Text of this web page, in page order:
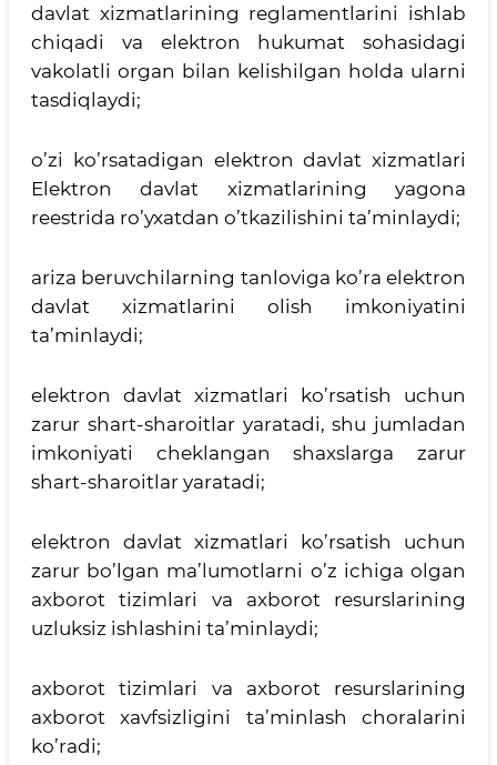
davlat xizmatlarining reglamentlarini ishlab
chiqadi va elektron hukumat sohasidagi
vakolatli organ bilan kelishilgan holda ularni
tasdiqlaydi;
o’zi ko’rsatadigan elektron davlat xizmatlari
Elektron davlat xizmatlarining yagona
reestrida ro’yxatdan o’tkazilishini ta’minlaydi;
ariza beruvchilarning tanloviga ko’ra elektron
davlat xizmatlarini olish imkoniyatini
ta’minlaydi;
elektron davlat xizmatlari ko’rsatish uchun
zarur shart-sharoitlar yaratadi, shu jumladan
imkoniyati cheklangan shaxslarga zarur
shart-sharoitlar yaratadi;
elektron davlat xizmatlari ko’rsatish uchun
zarur bo’lgan ma’lumotlarni o’z ichiga olgan
axborot tizimlari va axborot resurslarining
uzluksiz ishlashini ta’minlaydi;
axborot tizimlari va axborot resurslarining
axborot xavfsizligini ta’minlash choralarini
ko’radi;